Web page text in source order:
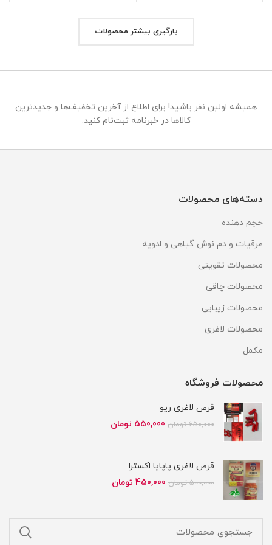
600,000 تومان
550,000 تومان
بارگیری بیشتر محصولات
همیشه اولین نفر باشید! برای اطلاع از آخرین تخفیف‌ها و جدیدترین
کالاها در خبرنامه ثبت‌نام کنید.
دسته‌های محصولات
حجم دهنده
عرقیات و دم نوش گیاهی و ادویه
محصولات تقویتی
محصولات چاقی
محصولات زیبایی
محصولات لاغری
مکمل
محصولات فروشگاه
قرص لاغری ریو
650,000 تومان قیمت
550,000 تومان
قرص لاغری پاپایا اکسترا
500,000 تومان قیمت
بود.
450,000 تومان
است.